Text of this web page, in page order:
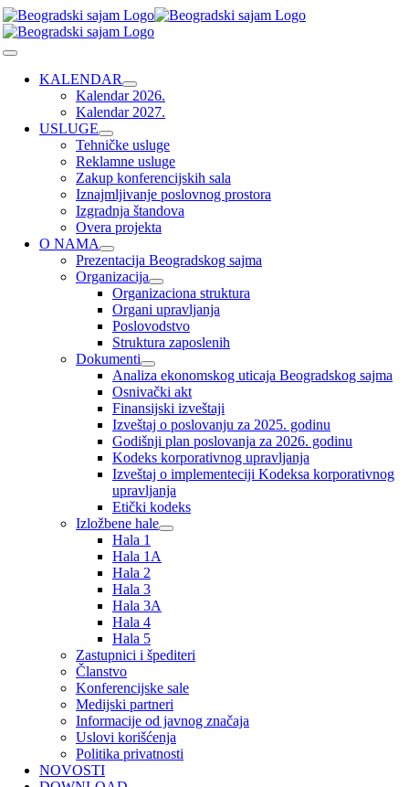
Skip
to
content
Toggle
NavigationKALENDAR
Kalendar 2026.
Kalendar 2027.
USLUGE
Tehničke usluge
Reklamne usluge
Zakup konferencijskih sala
Iznajmljivanje poslovnog prostora
Izgradnja štandova
Overa projekta
O NAMA
Prezentacija Beogradskog sajma
Organizacija
Organizaciona struktura
Organi upravljanja
Poslovodstvo
Struktura zaposlenih
Dokumenti
Analiza ekonomskog uticaja Beogradskog sajma
Osnivački akt
Finansijski izveštaji
Izveštaj o poslovanju za 2025. godinu
Godišnji plan poslovanja za 2026. godinu
Kodeks korporativnog upravljanja
Izveštaj o implementeciji Kodeksa korporativnog
upravljanja
Etički kodeks
Izložbene hale
Hala 1
Hala 1A
Hala 2
Hala 3
Hala 3A
Hala 4
Hala 5
Zastupnici i špediteri
Članstvo
Konferencijske sale
Medijski partneri
Informacije od javnog značaja
Uslovi korišćenja
Politika privatnosti
NOVOSTI